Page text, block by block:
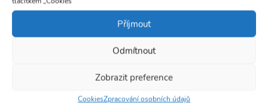
Příjmout
Odmítnout
Zobrazit preference
CookiesZpracování osobních údajů